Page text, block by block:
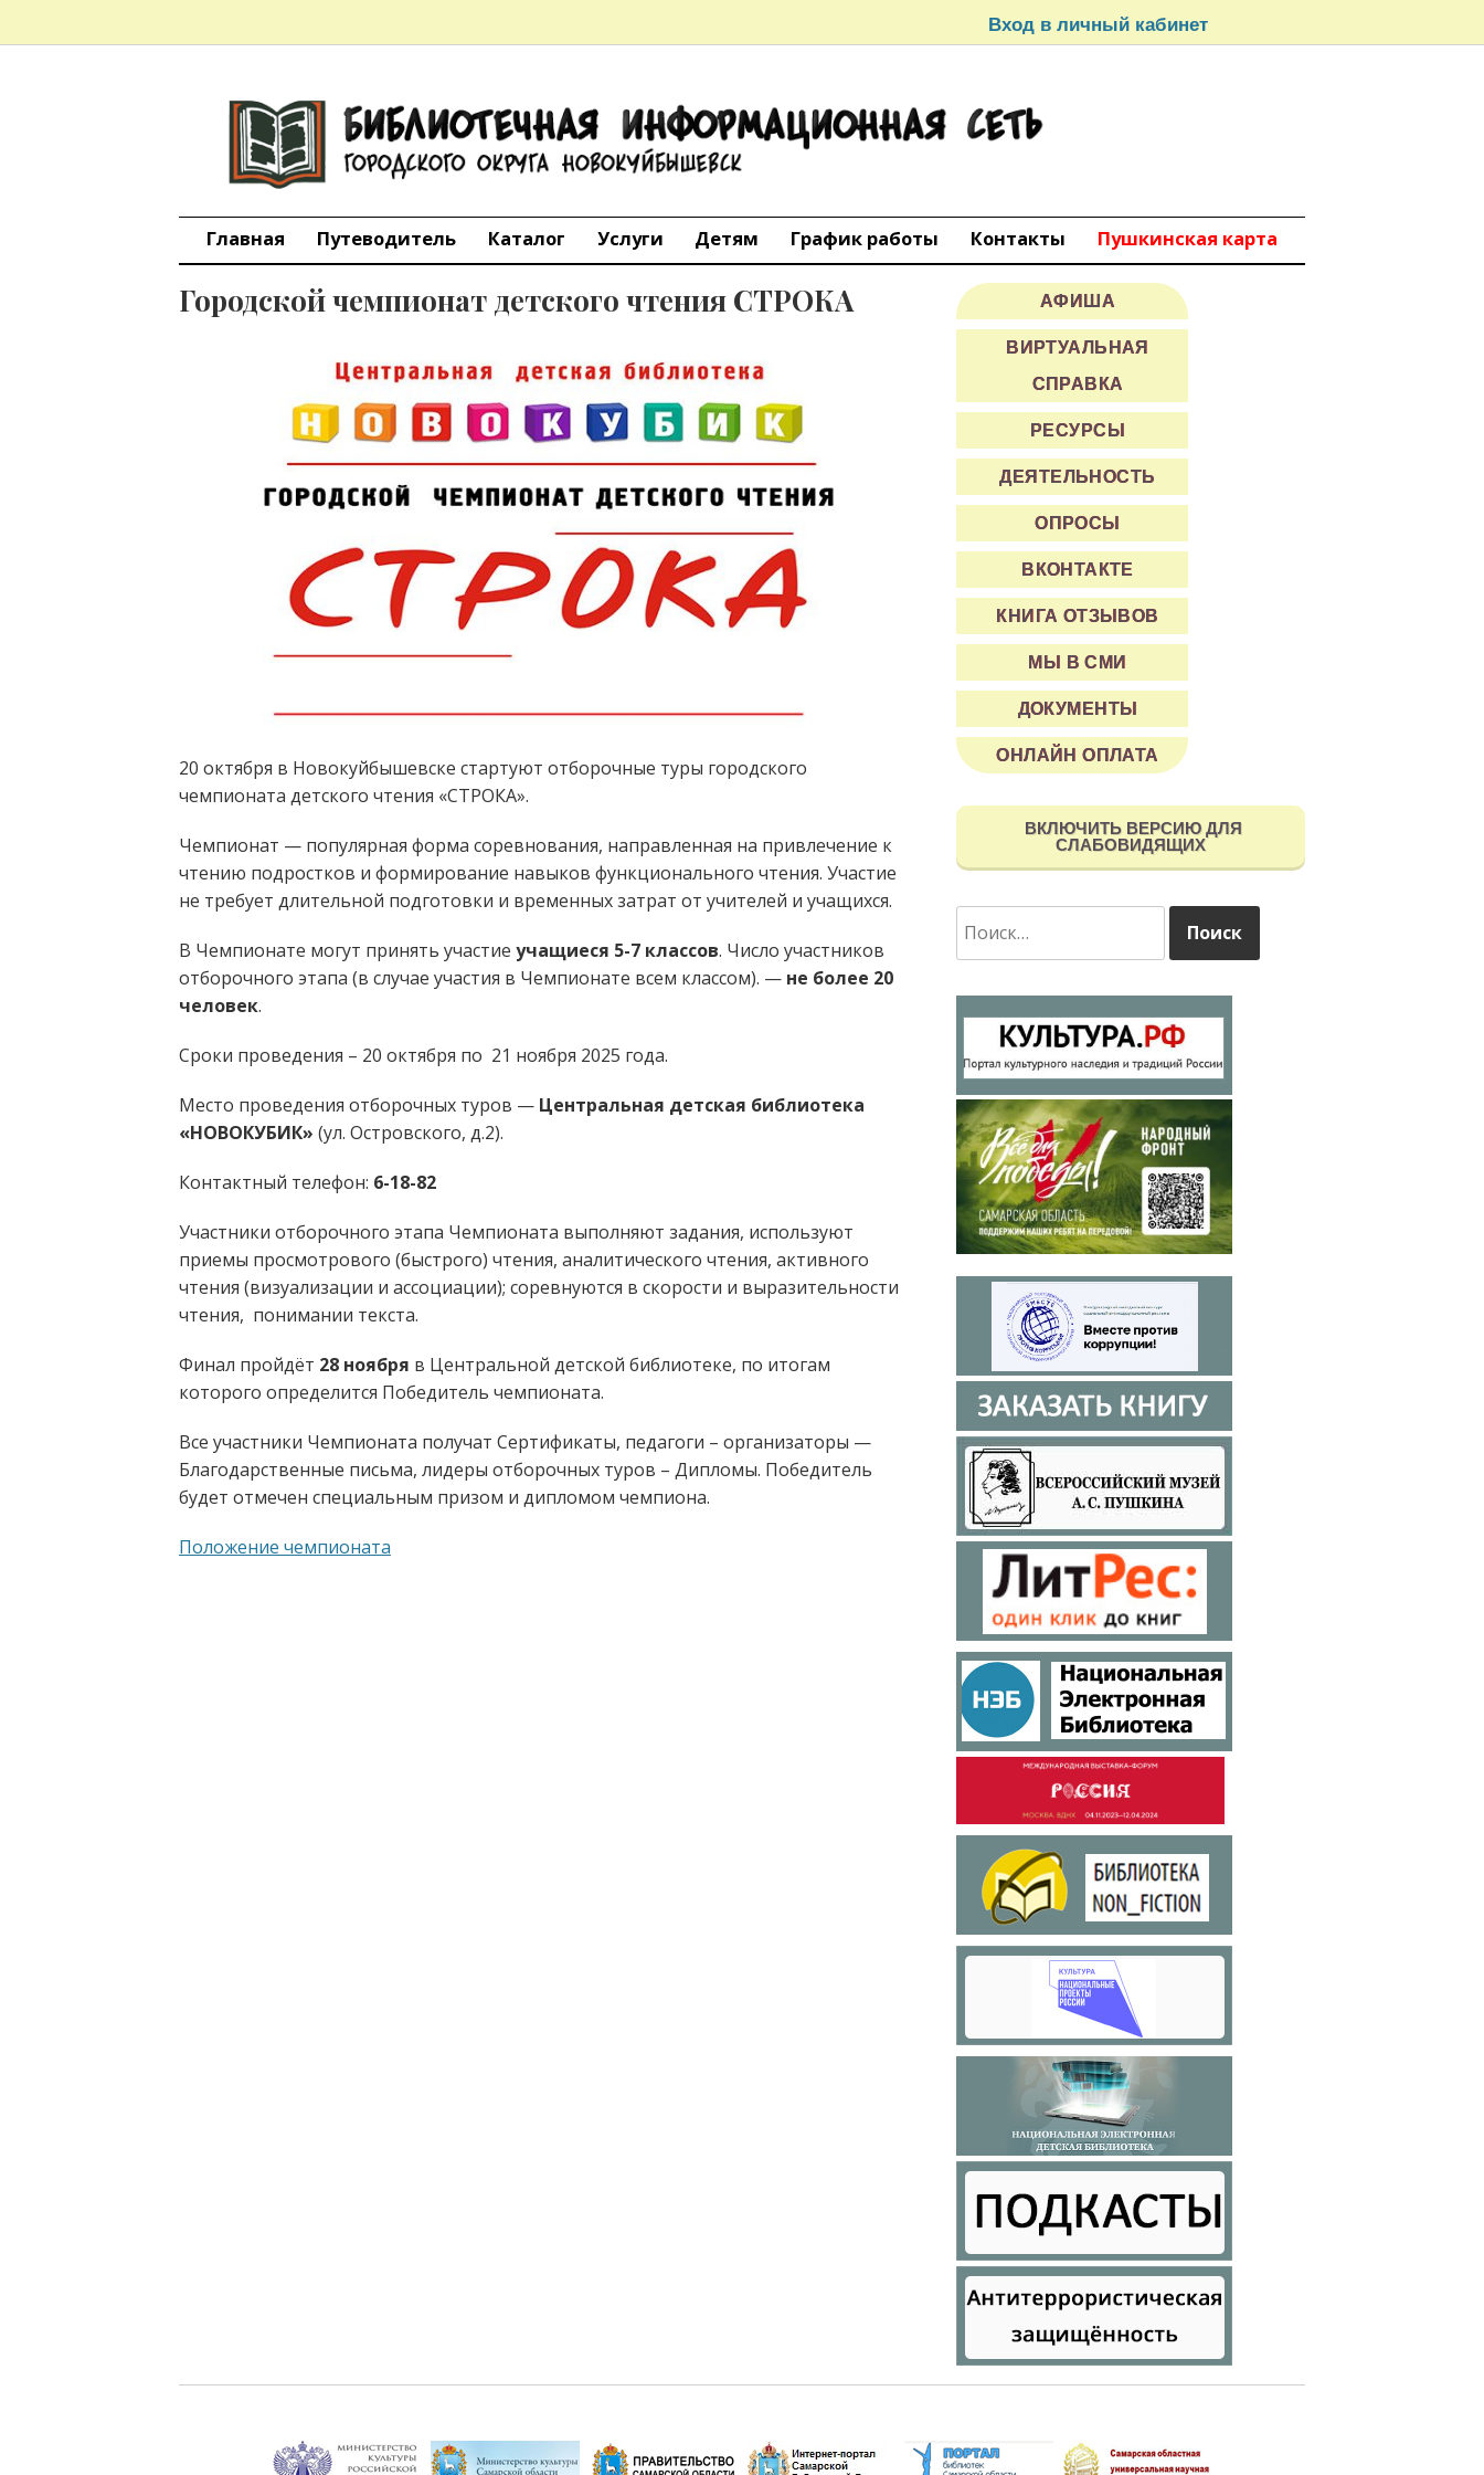
Вход в личный кабинет
БИБЛИОТЕЧНАЯ
ИНФОРМАЦИОННАЯ СЕТЬ
городского округа Новокуйбышевск
Главная Путеводитель Каталог Услуги Детям График работы Контакты Пушкинская карта
Городской чемпионат детского чтения СТРОКА
20 октября в Новокуйбышевске стартуют отборочные туры городского
чемпионата детского чтения «СТРОКА».
Чемпионат — популярная форма соревнования, направленная на привлечение к
чтению подростков и формирование навыков функционального чтения. Участие
не требует длительной подготовки и временных затрат от учителей и учащихся.
В Чемпионате могут принять участие учащиеся 5-7 классов. Число участников
отборочного этапа (в случае участия в Чемпионате всем классом). — не более 20
человек.
Сроки проведения – 20 октября по 21 ноября 2025 года.
Место проведения отборочных туров — Центральная детская библиотека
«НОВОКУБИК» (ул. Островского, д.2).
Контактный телефон: 6-18-82
Участники отборочного этапа Чемпионата выполняют задания, используют
приемы просмотрового (быстрого) чтения, аналитического чтения, активного
чтения (визуализации и ассоциации); соревнуются в скорости и выразительности
чтения, понимании текста.
Финал пройдёт 28 ноября в Центральной детской библиотеке, по итогам
которого определится Победитель чемпионата.
Все участники Чемпионата получат Сертификаты, педагоги – организаторы —
Благодарственные письма, лидеры отборочных туров – Дипломы. Победитель
будет отмечен специальным призом и дипломом чемпиона.
Положение чемпионата
АФИША
ВИРТУАЛЬНАЯ
СПРАВКА
РЕСУРСЫ
ДЕЯТЕЛЬНОСТЬ
ОПРОСЫ
ВКОНТАКТЕ
КНИГА ОТЗЫВОВ
МЫ В СМИ
ДОКУМЕНТЫ
ОНЛАЙН ОПЛАТА
ВКЛЮЧИТЬ ВЕРСИЮ ДЛЯ
СЛАБОВИДЯЩИХ